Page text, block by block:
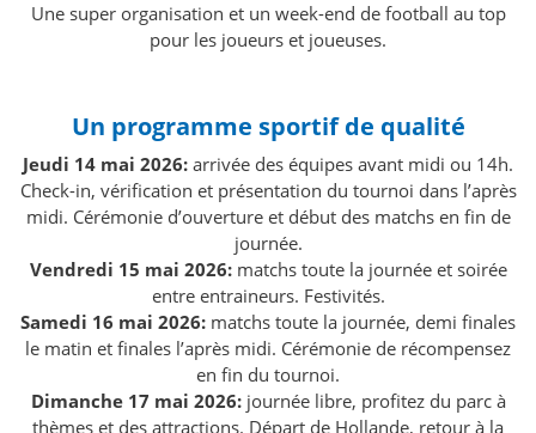
Une super organisation et un week-end de football au top
pour les joueurs et joueuses.
Un programme sportif de qualité
Jeudi 14 mai 2026: arrivée des équipes avant midi ou 14h.
Check-in, vérification et présentation du tournoi dans l’après
midi. Cérémonie d’ouverture et début des matchs en fin de
journée.
Vendredi 15 mai 2026:matchs toute la journée et soirée
entre entraineurs. Festivités.
Samedi 16 mai 2026: matchs toute la journée, demi finales
le matin et finales l’après midi. Cérémonie de récompensez
en fin du tournoi.
Dimanche 17 mai 2026:journée libre, profitez du parc à
thèmes et des attractions. Départ de Hollande, retour à la